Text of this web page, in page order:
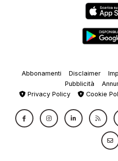
Abbonamenti Disclaimer
Pubblicità
Privacy Policy
Cookie